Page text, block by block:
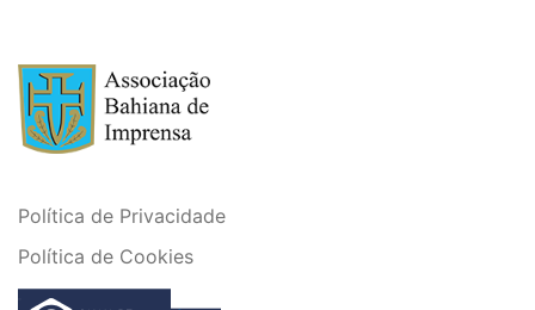
Política de Privacidade
Política de Cookies